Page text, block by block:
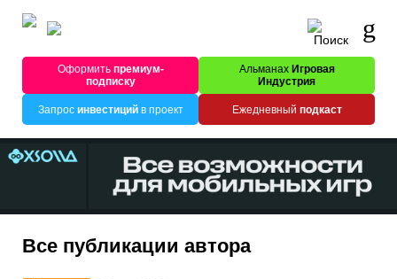
Оформитьпремиум-
подписку
Альманах Игровая
Индустрия
Запрос инвестицийв проект Ежедневный подкаст
Все публикации автора